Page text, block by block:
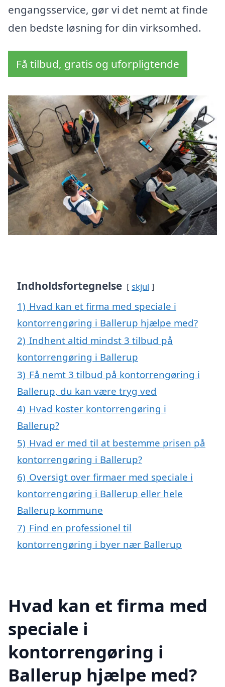
engangsservice, gør vi det nemt at finde
den bedste løsning for din virksomhed.
Få tilbud, gratis og uforpligtende
Indholdsfortegnelse skjul
1) Hvad kan et firma med speciale i
kontorrengøring i Ballerup hjælpe med?
2) Indhent altid mindst 3 tilbud på
kontorrengøring i Ballerup
3) Få nemt 3 tilbud på kontorrengøring i
Ballerup, du kan være tryg ved
4) Hvad koster kontorrengøring i
Ballerup?
5) Hvad er med til at bestemme prisen på
kontorrengøring i Ballerup?
6) Oversigt over firmaer med speciale i
kontorrengøring i Ballerup eller hele
Ballerup kommune
7) Find en professionel til
kontorrengøring i byer nær Ballerup
Hvad kan et firma med
speciale i
kontorrengøring i
Ballerup hjælpe med?